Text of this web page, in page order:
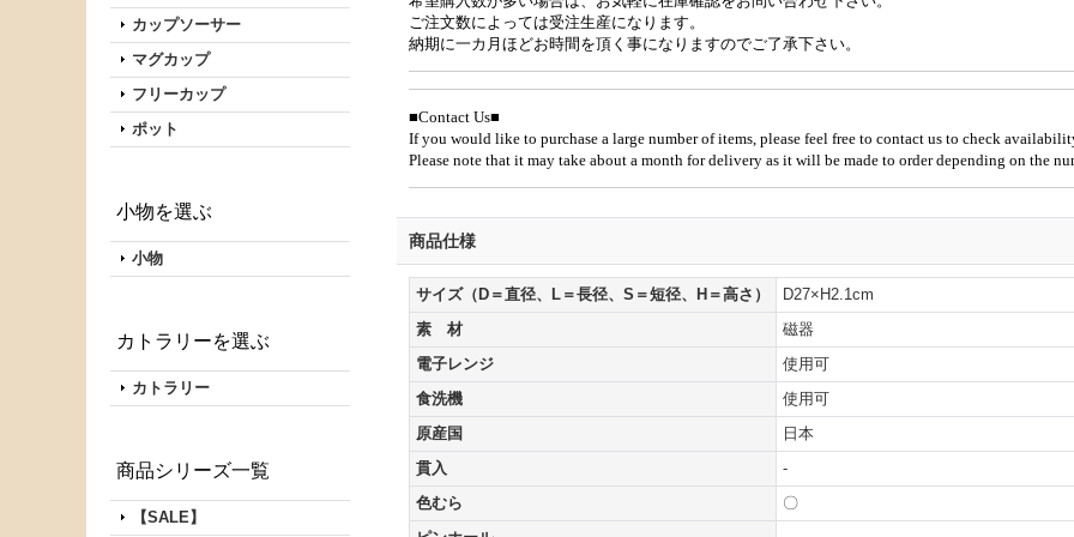
カップソーサー
マグカップ
フリーカップ
ポット
小物を選ぶ
小物
カトラリーを選ぶ
カトラリー
商品シリーズ一覧
【SALE】
ご注文数によっては受注生産になります。
納期に一カ月ほどお時間を頂く事になりますのでご了承下さい。
■Contact Us■
If you would like to purchase a large number of items, please feel free to contact us to check
Please note that it may take about a month for delivery as it will be made to order depending on the
商品仕様
サイズ（D＝直径、L＝長径、S＝短径、H＝高さ）
D27×H2.1cm
素 材
磁器
電子レンジ
使用可
食洗機
使用可
原産国
日本
貫入
-
色むら
〇